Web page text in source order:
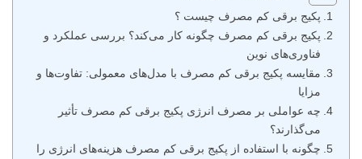
پکیج برقی کم مصرف چیست ؟
پکیج برقی کم مصرف چگونه کار می‌کند؟ بررسی عملکرد و
فناوری‌های نوین
مقایسه پکیج برقی کم مصرف با مدل‌های معمولی: تفاوت‌ها و
مزایا
چه عواملی بر مصرف انرژی پکیج برقی کم مصرف تأثیر
می‌گذارند؟
چگونه با استفاده از پکیج برقی کم مصرف هزینه‌های انرژی را